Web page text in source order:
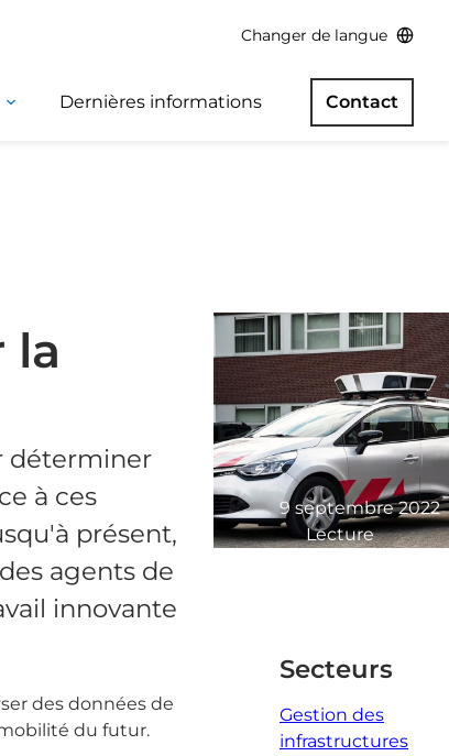
Changer de langue
Dernières informations Contact
la
déterminer
à ces
présent,
agents de
innovante
des données de
du futur.
9 septembre 2022
Lecture
Secteurs
Gestion des
infrastructures